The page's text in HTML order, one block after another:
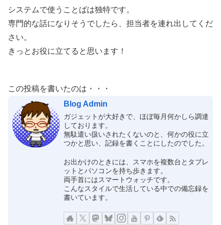
システムで使うことばは独特です。
専門的な話になりそうでしたら、担当者を連れ出してくだ
さい。
きっとお役に立てると思います！
この投稿を書いたのは・・・
Blog Admin
ガジェットが大好きで、ほぼ毎月何かしら調達
しております。
無駄遣い扱いされたくないのと、何かの役に立
つかと思い、記録を書くことにしたのでした。
お出かけのときには、スマホを複数台とタブレ
ットとパソコンを持ち歩きます。
両手首にはスマートウォッチです。
こんなスタイルで生活している中での備忘録を
書いています。